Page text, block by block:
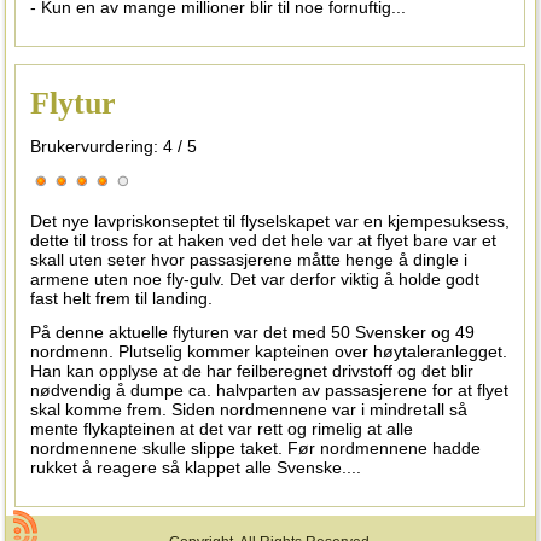
- Kun en av mange millioner blir til noe fornuftig...
Flytur
Brukervurdering:4 /5
Det nye lavpriskonseptet til flyselskapet var en kjempesuksess,
dette til tross for at haken ved det hele var at flyet bare var et
skall uten seter hvor passasjerene måtte henge å dingle i
armene uten noe fly-gulv. Det var derfor viktig å holde godt
fast helt frem til landing.
På denne aktuelle flyturen var det med 50 Svensker og 49
nordmenn. Plutselig kommer kapteinen over høytaleranlegget.
Han kan opplyse at de har feilberegnet drivstoff og det blir
nødvendig å dumpe ca. halvparten av passasjerene for at flyet
skal komme frem. Siden nordmennene var i mindretall så
mente flykapteinen at det var rett og rimelig at alle
nordmennene skulle slippe taket. Før nordmennene hadde
rukket å reagere så klappet alle Svenske....